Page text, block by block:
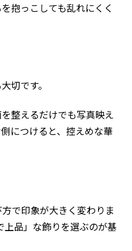
抱っこしても乱れにくく
切です。
整えるだけでも写真映え
につけると、控えめな華
で印象が大きく変わりま
上品」な飾りを選ぶのが基